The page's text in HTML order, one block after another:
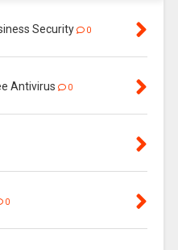
Security 0
Antivirus 0
0